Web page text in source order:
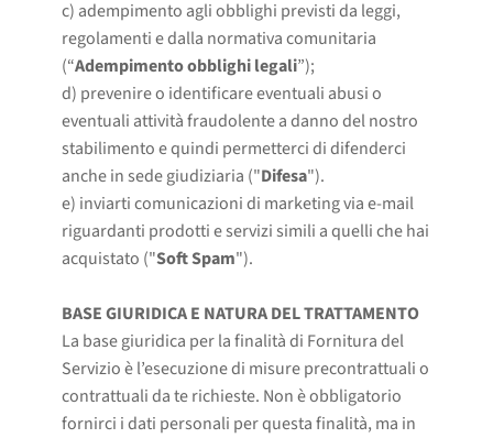
c) adempimento agli obblighi previsti da leggi,
regolamenti e dalla normativa comunitaria
(“Adempimento obblighi legali”);
d) prevenire o identificare eventuali abusi o
eventuali attività fraudolente a danno del nostro
stabilimento e quindi permetterci di difenderci
anche in sede giudiziaria ("Difesa").
e) inviarti comunicazioni di marketing via e-mail
riguardanti prodotti e servizi simili a quelli che hai
acquistato ("Soft Spam").
BASE GIURIDICA E NATURA DEL TRATTAMENTO
La base giuridica per la finalità di Fornitura del
Servizio è l’esecuzione di misure precontrattuali o
contrattuali da te richieste. Non è obbligatorio
fornirci i dati personali per questa finalità, ma in